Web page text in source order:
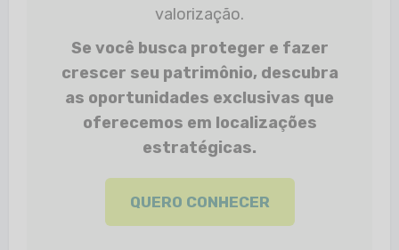
valorização.
Se você busca proteger e fazer
crescer seu patrimônio, descubra
as oportunidades exclusivas que
oferecemos em localizações
estratégicas.
QUERO CONHECER